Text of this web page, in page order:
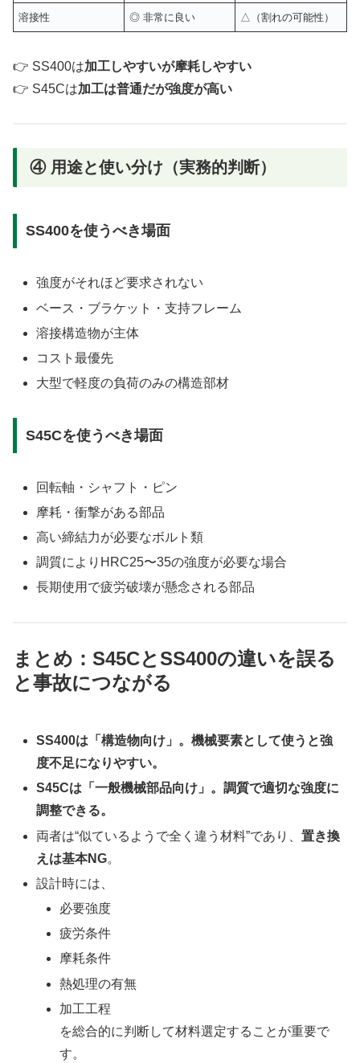
溶接性 ◎ 非常に良い △（割れの可能性）
👉 SS400は加工しやすいが摩耗しやすい
👉 S45Cは加工は普通だが強度が高い
④ 用途と使い分け（実務的判断）
SS400を使うべき場面
強度がそれほど要求されない
ベース・ブラケット・支持フレーム
溶接構造物が主体
コスト最優先
大型で軽度の負荷のみの構造部材
S45Cを使うべき場面
回転軸・シャフト・ピン
摩耗・衝撃がある部品
高い締結力が必要なボルト類
調質によりHRC25〜35の強度が必要な場合
長期使用で疲労破壊が懸念される部品
まとめ：S45CとSS400の違いを誤る
と事故につながる
SS400は「構造物向け」。機械要素として使うと強
度不足になりやすい。
S45Cは「一般機械部品向け」。調質で適切な強度に
調整できる。
両者は“似ているようで全く違う材料”であり、置き換
えは基本NG。
設計時には、
必要強度
疲労条件
摩耗条件
熱処理の有無
加工工程
を総合的に判断して材料選定することが重要で
す。